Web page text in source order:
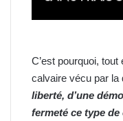
C’est pourquoi,
calvaire vécu par la
liberté, d’une
fermeté ce type